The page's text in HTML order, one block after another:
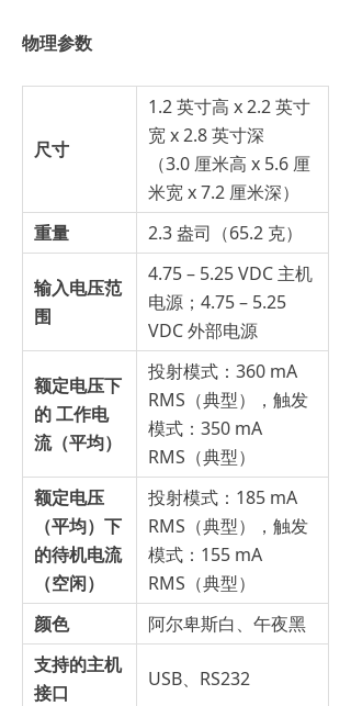
物理参数
尺寸
1.2 英寸高 x 2.2 英寸
宽 x 2.8 英寸深
（3.0 厘米高 x 5.6 厘
米宽 x 7.2 厘米深）
重量
2.3 盎司（65.2 克）
输入电压范
围
4.75 – 5.25 VDC 主机
电源；4.75 – 5.25
VDC 外部电源
额定电压下
的 工作电
流（平均）
投射模式：360 mA
RMS（典型），触发
模式：350 mA
RMS（典型）
额定电压
（平均）下
的待机电流
（空闲）
投射模式：185 mA
RMS（典型），触发
模式：155 mA
RMS（典型）
颜色
阿尔卑斯白、午夜黑
支持的主机
接口
USB、RS232